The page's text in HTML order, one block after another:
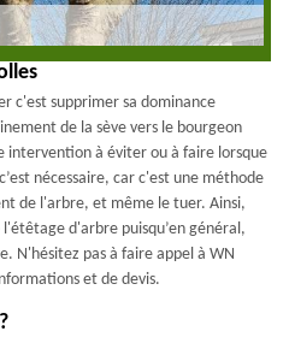
c'est supprimer sa dominance
de la sève vers le bourgeon
à éviter ou à faire lorsque
nécessaire, car c'est une méthode
de l'arbre, et même le tuer. Ainsi,
d'arbre puisqu’en général,
N'hésitez pas à faire appel à WN
et de devis.